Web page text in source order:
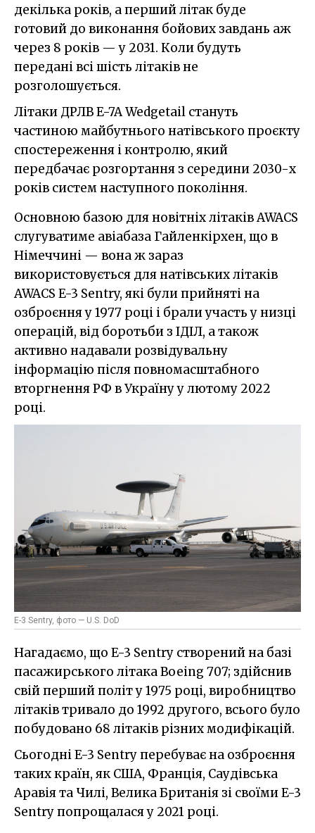
декілька років, а перший літак буде
готовий до виконання бойових завдань аж
через 8 років — у 2031. Коли будуть
передані всі шість літаків не
розголошується.
Літаки ДРЛВ E-7A Wedgetail стануть
частиною майбутнього натівського проєкту
спостереження і контролю, який
передбачає розгортання з середини 2030-х
років систем наступного покоління.
Основною базою для новітніх літаків AWACS
слугуватиме авіабаза Гайленкірхен, що в
Німеччині — вона ж зараз
використовується для натівських літаків
AWACS E-3 Sentry, які були прийняті на
озброєння у 1977 році і брали участь у низці
операцій, від боротьби з ІДІЛ, а також
активно надавали розвідувальну
інформацію після повномасштабного
вторгнення РФ в Україну у лютому 2022
році.
E-3 Sentry, фото — U.S. DoD
Нагадаємо, що E-3 Sentry створений на базі
пасажирського літака Boeing 707; здійснив
свій перший політ у 1975 році, виробництво
літаків тривало до 1992 другого, всього було
побудовано 68 літаків різних модифікацій.
Сьогодні E-3 Sentry перебуває на озброєння
таких країн, як США, Франція, Саудівська
Аравія та Чилі, Велика Британія зі своїми E-3
Sentry попрощалася у 2021 році.